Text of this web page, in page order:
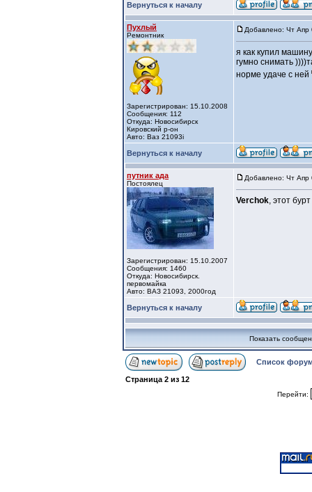
Вернуться к началу
Пухлый
Ремонтник
Зарегистрирован: 15.10.2008
Сообщения: 112
Откуда: Новосибирск
Кировский р-он
Авто: Ваз 21093i
Добавлено: Чт Апр
я как купил
гумно снимать
норме удаче с ней
Вернуться к началу
путник ада
Постоялец
Зарегистрирован: 15.10.2007
Сообщения: 1460
Откуда: Новосибирск.
первомайка
Авто: ВАЗ 21093, 2000год
Добавлено: Чт Апр
Verchok, этот
Вернуться к началу
Показать
Список
Страница 2 из 12
Перейти: